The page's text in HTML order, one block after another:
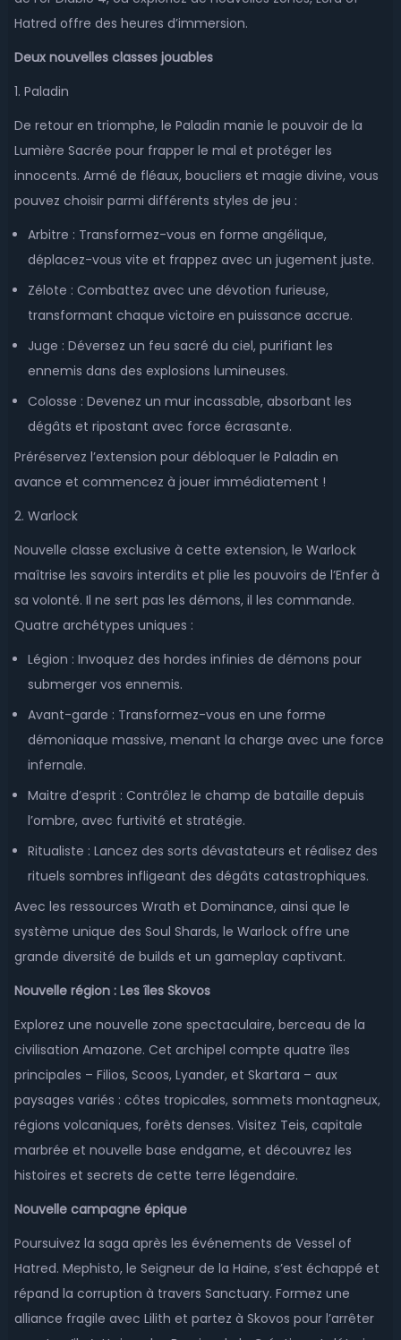
Hatred offre des heures d’immersion.
Deux nouvelles classes jouables
1. Paladin
De retour en triomphe, le Paladin manie le pouvoir de la
Lumière Sacrée pour frapper le mal et protéger les
innocents. Armé de fléaux, boucliers et magie divine, vous
pouvez choisir parmi différents styles de jeu :
Arbitre : Transformez-vous en forme angélique,
déplacez-vous vite et frappez avec un jugement juste.
Zélote : Combattez avec une dévotion furieuse,
transformant chaque victoire en puissance accrue.
Juge : Déversez un feu sacré du ciel, purifiant les
ennemis dans des explosions lumineuses.
Colosse : Devenez un mur incassable, absorbant les
dégâts et ripostant avec force écrasante.
Préréservez l’extension pour débloquer le Paladin en
avance et commencez à jouer immédiatement !
2. Warlock
Nouvelle classe exclusive à cette extension, le Warlock
maîtrise les savoirs interdits et plie les pouvoirs de l’Enfer à
sa volonté. Il ne sert pas les démons, il les commande.
Quatre archétypes uniques :
Légion : Invoquez des hordes infinies de démons pour
submerger vos ennemis.
Avant-garde : Transformez-vous en une forme
démoniaque massive, menant la charge avec une force
infernale.
Maitre d’esprit : Contrôlez le champ de bataille depuis
l’ombre, avec furtivité et stratégie.
Ritualiste : Lancez des sorts dévastateurs et réalisez des
rituels sombres infligeant des dégâts catastrophiques.
Avec les ressources Wrath et Dominance, ainsi que le
système unique des Soul Shards, le Warlock offre une
grande diversité de builds et un gameplay captivant.
Nouvelle région : Les îles Skovos
Explorez une nouvelle zone spectaculaire, berceau de la
civilisation Amazone. Cet archipel compte quatre îles
principales – Filios, Scoos, Lyander, et Skartara – aux
paysages variés : côtes tropicales, sommets montagneux,
régions volcaniques, forêts denses. Visitez Teis, capitale
marbrée et nouvelle base endgame, et découvrez les
histoires et secrets de cette terre légendaire.
Nouvelle campagne épique
Poursuivez la saga après les événements de Vessel of
Hatred. Mephisto, le Seigneur de la Haine, s’est échappé et
répand la corruption à travers Sanctuary. Formez une
alliance fragile avec Lilith et partez à Skovos pour l’arrêter